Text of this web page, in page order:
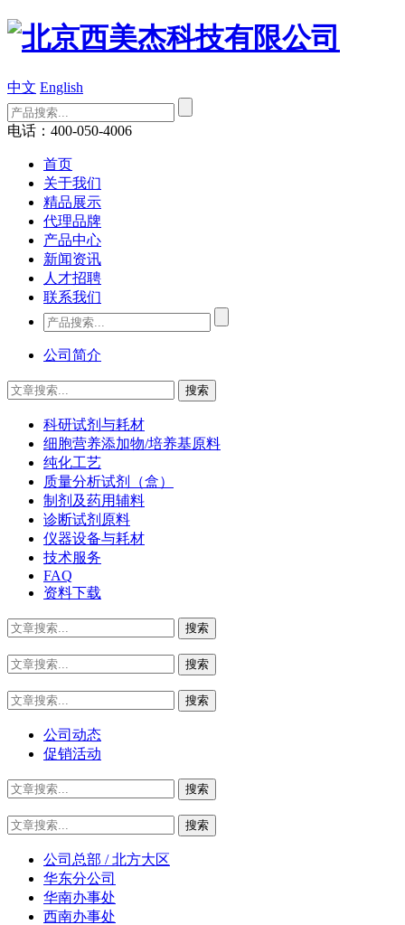
中文 English
电话：400-050-4006
首页
关于我们
精品展示
代理品牌
产品中心
新闻资讯
人才招聘
联系我们
公司简介
科研试剂与耗材
细胞营养添加物/培养基原料
纯化工艺
质量分析试剂（盒）
制剂及药用辅料
诊断试剂原料
仪器设备与耗材
技术服务
FAQ
资料下载
公司动态
促销活动
公司总部 / 北方大区
华东分公司
华南办事处
西南办事处